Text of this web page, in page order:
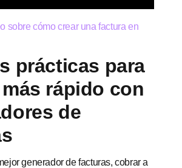
sobre cómo crear una factura en
prácticas para
rápido con
de
generador de facturas, cobrar a